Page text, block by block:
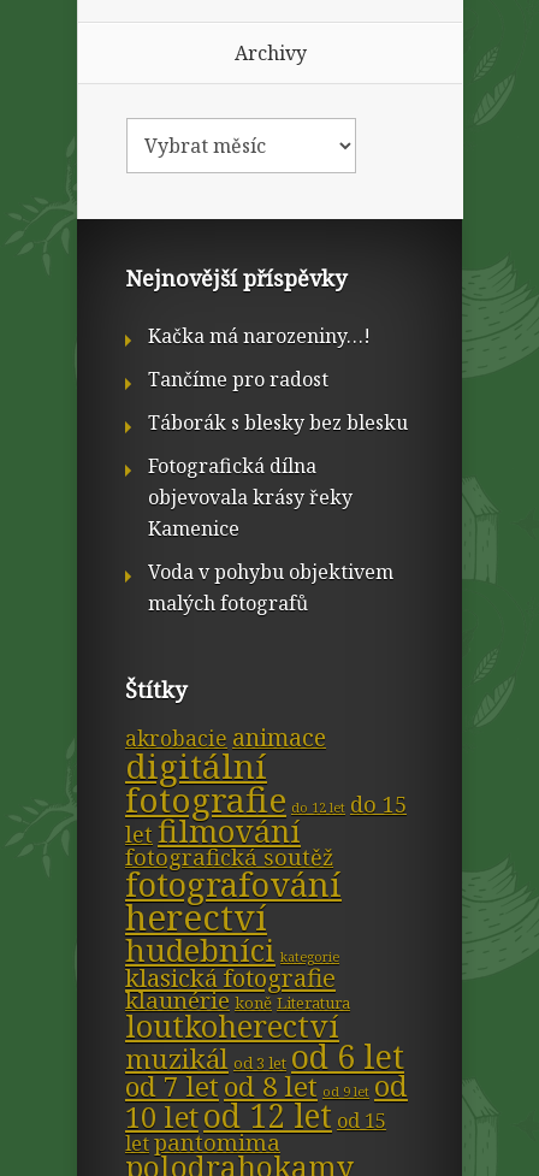
Archivy
Nejnovější příspěvky
Kačka má narozeniny…!
Tančíme pro radost
Táborák s blesky bez blesku
Fotografická dílna
objevovala krásy řeky
Kamenice
Voda v pohybu objektivem
malých fotografů
Štítky
akrobacie animace
digitální
fotografie do 12 let do 15
let filmování
fotografická soutěž
fotografování
herectví
hudebníci kategorie
klasická fotografie
klaunérie koně Literatura
loutkoherectví
muzikál od 3 let od 6 let
od 7 letod 8 let od 9 let od
10 letod 12 let od 15
letpantomima
polodrahokamy